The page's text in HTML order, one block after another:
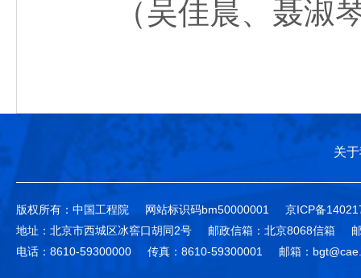
（吴佳晨、聂淑
关
版权所有：中国工程院 网站标识码bm50000001
京ICP备
地址：北京市西城区冰窖口胡同2号
邮政信箱：北京8068信箱
电话：8610-59300000
传真：8610-59300001 邮箱：